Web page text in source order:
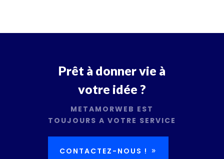
Prêt à donner vie à
votre idée ?
METAMORWEB EST
TOUJOURS A VOTRE SERVICE
CONTACTEZ-NOUS !